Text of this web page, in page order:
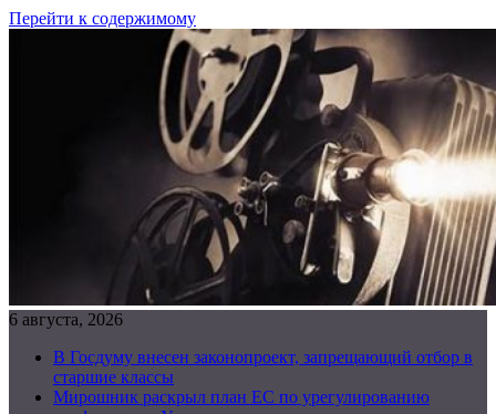
Перейти к содержимому
6 августа, 2026
В Госдуму внесен законопроект, запрещающий отбор в
старшие классы
Мирошник раскрыл план ЕС по урегулированию